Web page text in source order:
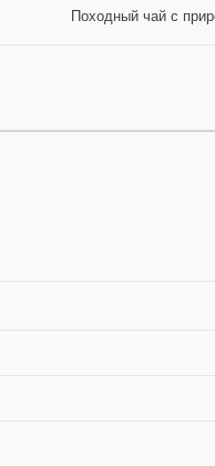
Походный чай с